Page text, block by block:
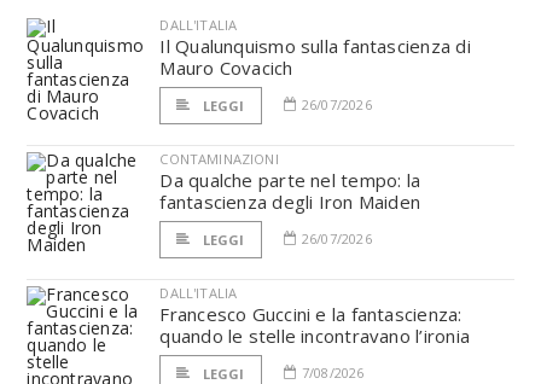
DALL'ITALIA
Il Qualunquismo sulla fantascienza di
Mauro Covacich
LEGGI 26/07/2026
CONTAMINAZIONI
Da qualche parte nel tempo: la
fantascienza degli Iron Maiden
LEGGI 26/07/2026
DALL'ITALIA
Francesco Guccini e la fantascienza:
quando le stelle incontravano l’ironia
LEGGI 7/08/2026